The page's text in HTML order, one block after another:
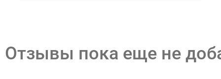
Отзывы пока еще не